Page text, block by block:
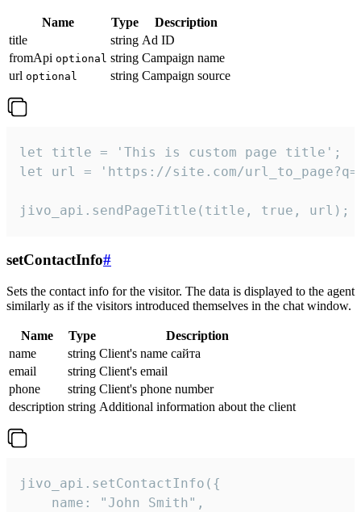
Name Type
Description
title
string Ad ID
fromApi optional string Campaign name
url optional string Campaign source
let title = 'This is custom page title';
let url = 'https://site.com/
jivo_api.sendPageTitle(title, true, url);
setContactInfo#
Sets the contact info for the visitor. The data is displayed to the agent
similarly as if the visitors introduced themselves in the chat window.
Name Type
Description
name
string Client's name сайта
email
string Client's email
phone
string Client's phone number
description string Additional information about the client
jivo_api.setContactInfo({
    name: "John Smith",